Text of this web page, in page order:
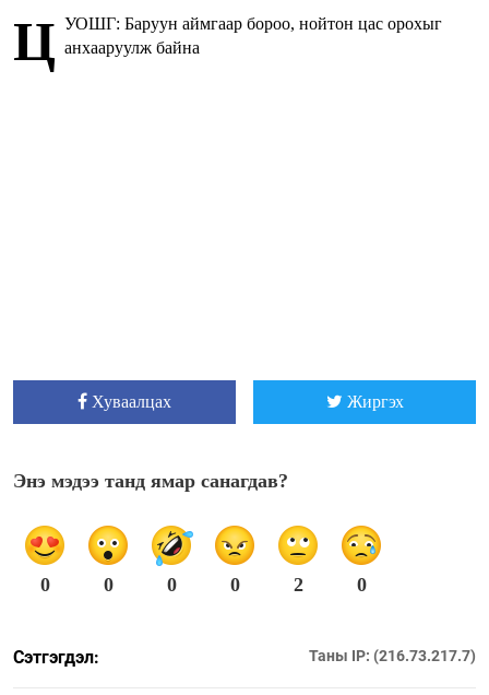
Ц УОШГ: Баруун аймгаар бороо, нойтон цас орохыг
анхааруулж байна
Хуваалцах Жиргэх
Энэ мэдээ танд ямар санагдав?
0 0 0 0 2 0
Сэтгэгдэл: Таны IP: (216.73.217.7)